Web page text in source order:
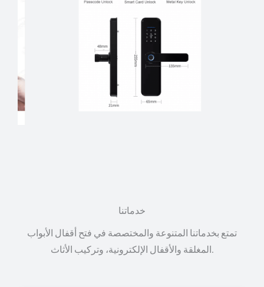
خدماتنا
تمتع بخدماتنا المتنوعة والمختصصة في فتح أقفال الأبواب